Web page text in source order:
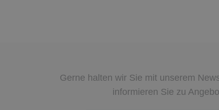
Gerne halten wir Sie mit unserem
informieren Sie zu